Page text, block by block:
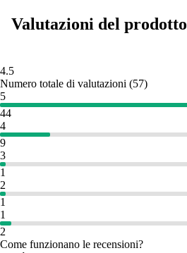
Valutazioni del prodotto
4.5
Numero totale di valutazioni (57)
5
44
4
9
3
1
2
1
1
2
Come funzionano le recensioni?